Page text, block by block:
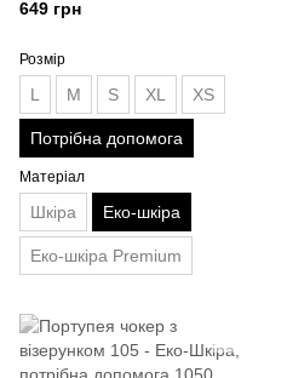
649 грн
Розмір
L M S XL XS
Потрібна допомога
Матеріал
Шкіра Еко-шкіра
Еко-шкіра Premium